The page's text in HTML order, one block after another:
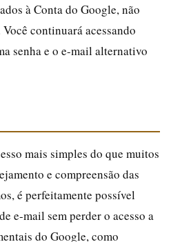
à Conta do Google, não
continuará acessando
senha e o e-mail alternativo
mais simples do que muitos
e compreensão das
é perfeitamente possível
e-mail sem perder o acesso a
do Google, como